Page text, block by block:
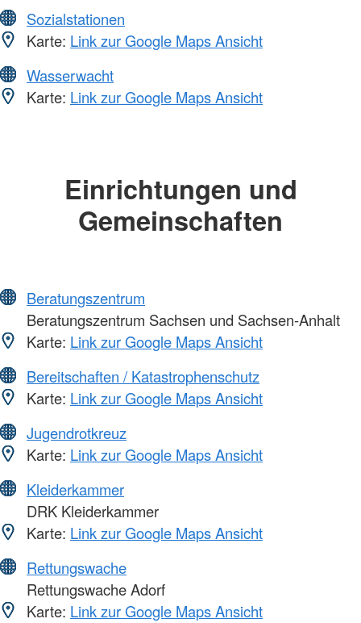
Sozialstationen
Karte: Link zur Google Maps Ansicht
Wasserwacht
Karte: Link zur Google Maps Ansicht
Einrichtungen und
Gemeinschaften
Beratungszentrum
Beratungszentrum Sachsen und Sachsen-Anhalt
Karte: Link zur Google Maps Ansicht
Bereitschaften / Katastrophenschutz
Karte: Link zur Google Maps Ansicht
Jugendrotkreuz
Karte: Link zur Google Maps Ansicht
Kleiderkammer
DRK Kleiderkammer
Karte: Link zur Google Maps Ansicht
Rettungswache
Rettungswache Adorf
Karte: Link zur Google Maps Ansicht